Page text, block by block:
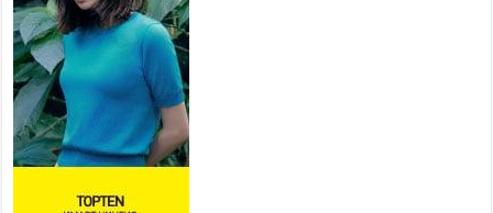
2026 оны 7 сар 15 / 13 цаг 06 минут
Монгол адууны үнэ цэнийг
дэлхийд сурталчлах “Дэлхийн
адууны өдөр”-т 15000 морьтон
оролцож байна
2026 оны 7 сар 15 / 11 цаг 51 минут
Шагайн харвааны насанд хүрэгчдийн багийн
шилдгүүд шалгарав